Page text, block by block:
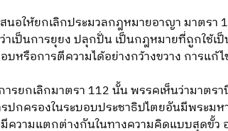
นอให้ยกเลิกประมวลกฎหมายอาญา มาตรา
าเป็นการยุยง ปลุกปั่น เป็นกฎหมายที่ถูกใช้เ
บหรือการตีความได้อย่างกว้างขวาง การแก้
รยกเลิกมาตรา 112 นั้น พรรคเห็นว่ามาต
ปกครองในระบอบประชาธิปไตยอันมีพระม
ความแตกต่างกันในทางความคิดแบบสุดขั้ว